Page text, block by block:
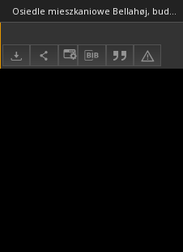
Osiedle mieszkaniowe Bellahøj, budynek pływalni, widok zewnętrzny od strony ulicy, Kopenhaga, Dania